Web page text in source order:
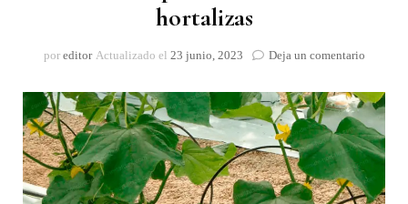
hortalizas
por editor Actualizado el 23 junio, 2023 Deja un comentarioon
para
el
control
de